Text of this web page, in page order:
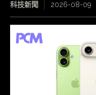
科技新聞 2026-08-09